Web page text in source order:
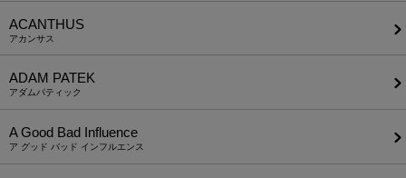
ACANTHUS
アカンサス
ADAM PATEK
アダムパティック
A Good Bad Influence
ア グッド バッド インフルエンス